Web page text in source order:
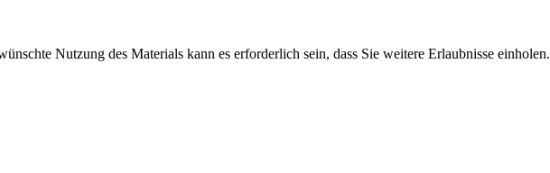
Nutzung des Materials kann es erforderlich sein, dass Sie weitere Erlaubnisse einholen.